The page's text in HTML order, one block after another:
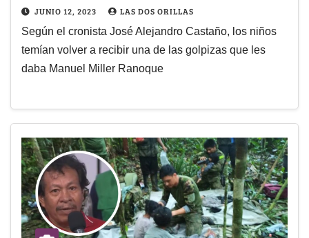
JUNIO 12, 2023 LAS DOS ORILLAS
Según el cronista José Alejandro Castaño, los niños
temían volver a recibir una de las golpizas que les
daba Manuel Miller Ranoque